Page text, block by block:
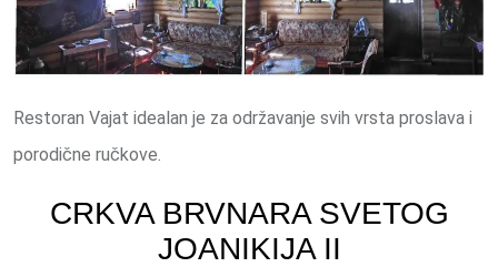
Restoran Vajat idealan je za održavanje svih vrsta proslava i
porodične ručkove.
CRKVA BRVNARA SVETOG
JOANIKIJA II